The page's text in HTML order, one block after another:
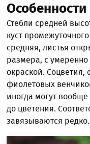
Особенности
Стебли средней
куст
средняя, листья
размера, с
окраской. Соцветия,
фиолетовых
иногда могут
до цветения.
завязываются редко.